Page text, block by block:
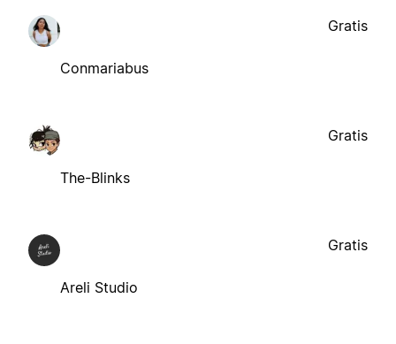
Conmariabus
Gratis
The-Blinks
Gratis
Areli Studio
Gratis